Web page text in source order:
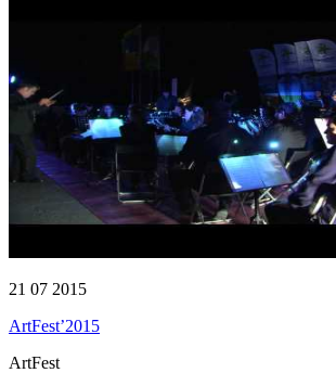
21 07 2015
ArtFest’2015
ArtFest